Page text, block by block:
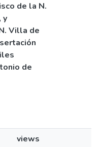
de la N.
y
Villa de
de
views